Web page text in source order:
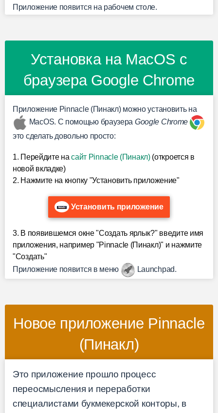
Приложение появится на рабочем столе.
Установка на MacOS с
браузера Google Chrome
Приложение Pinnacle (Пинакл) можно установить на
MacOS. С помощью браузера Google Chrome
это сделать довольно просто:
1. Перейдите насайт Pinnacle (Пинакл)(откроется в
новой вкладке)
2. Нажмите на кнопку "Установить приложение"
Установить приложение
3. В появившемся окне "Создать ярлык?" введите имя
приложения, например "Pinnacle (Пинакл)" и нажмите
"Создать"
Приложение появится в меню
Launchpad.
Новое приложение Pinnacle
(Пинакл)
Это приложение прошло процесс
переосмысления и переработки
специалистами букмекерской конторы, в